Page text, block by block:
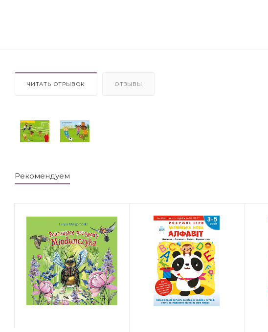
ЧИТАТЬ ОТРЫВОК ОТЗЫВЫ
Рекомендуем